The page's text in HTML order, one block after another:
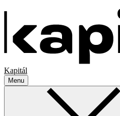
Kapitál
Menu